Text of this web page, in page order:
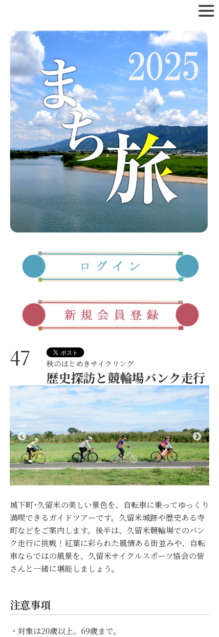
47 秋のほとめきサイクリング
歴史探訪と競輪場バンク走行
城下町･久留米の美しい景色を、自転車に乗ってゆっくり
満喫できるガイドツアーです。久留米城跡や歴史ある寺
町などをご案内します。後半は、久留米競輪場でのバン
ク走行に挑戦！紅葉に彩られた風情ある街並みや、自転
車ならではの風景を、久留米サイクルスポーツ協会の皆
さんと一緒に堪能しましょう。
注意事項
・対象は20歳以上、69歳まで。